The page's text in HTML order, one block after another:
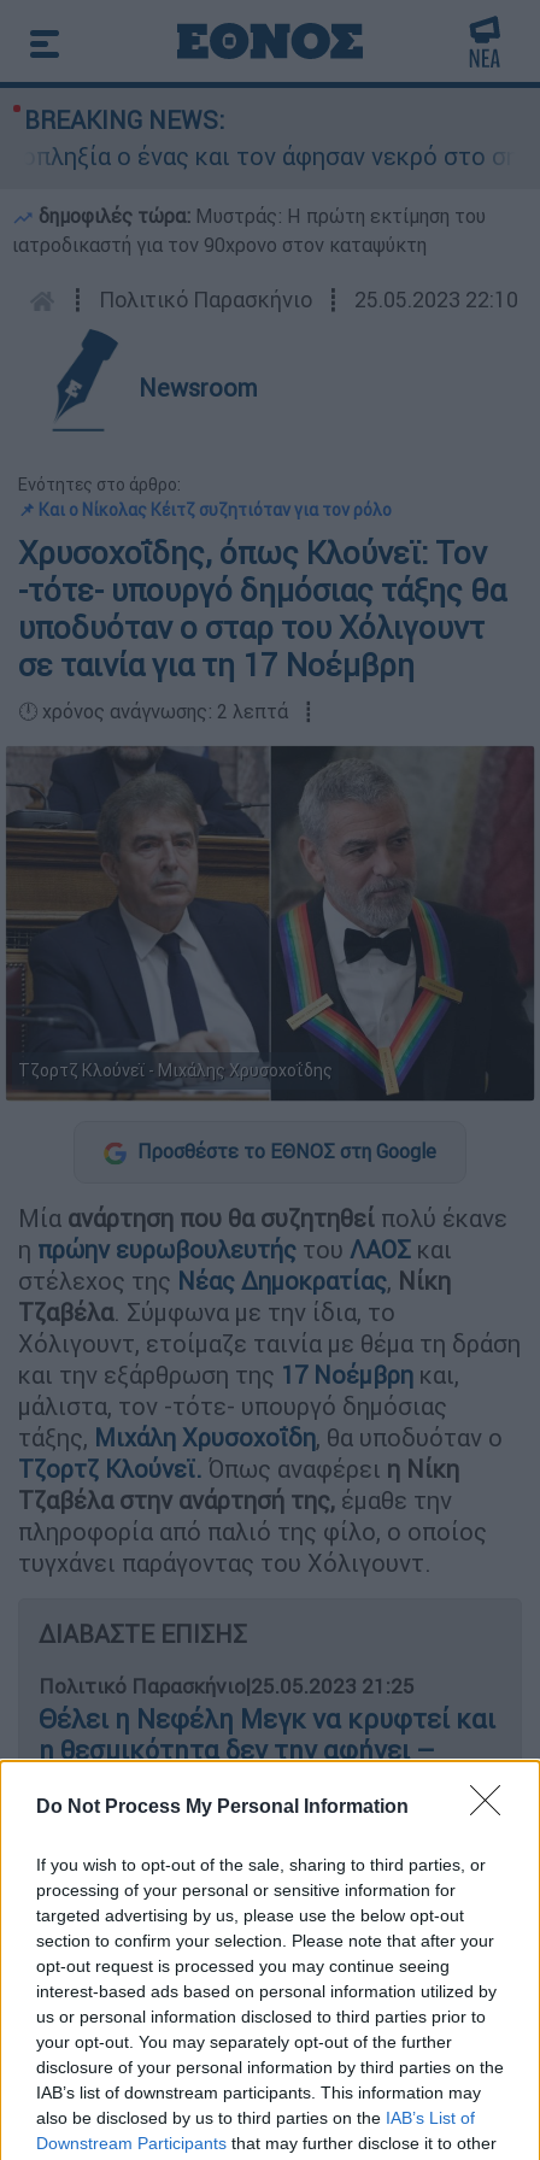
Do Not Process My Personal Information
If you wish to opt-out of the sale, sharing to third parties, or
processing of your personal or sensitive information for
targeted advertising by us, please use the below opt-out
section to confirm your selection. Please note that after your
opt-out request is processed you may continue seeing
interest-based ads based on personal information utilized by
us or personal information disclosed to third parties prior to
your opt-out. You may separately opt-out of the further
disclosure of your personal information by third parties on the
IAB’s list of downstream participants. This information may
also be disclosed by us to third parties on the IAB’s List of
Downstream Participants that may further disclose it to other
BREAKING NEWS:
ο ένας και τον άφησαν νεκρό στο σημείο
δημοφιλές τώρα: Μυστράς: Η πρώτη εκτίμηση του
ιατροδικαστή για τον 90χρονο στον καταψύκτη
┋ Πολιτικό Παρασκήνιο ┋ 25.05.2023 22:10
Newsroom
Ενότητες στο άρθρο:
📌 Και ο Νίκολας Κέιτζ συζητιόταν για τον ρόλο
Χρυσοχοΐδης, όπως Κλούνεϊ: Τον
-τότε- υπουργό δημόσιας τάξης θα
υποδυόταν ο σταρ του Χόλιγουντ
σε ταινία για τη 17 Νοέμβρη
🕛 χρόνος ανάγνωσης: 2 λεπτά ┋
Τζορτζ Κλούνεϊ - Μιχάλης Χρυσοχοΐδης
Προσθέστε το ΕΘΝΟΣ στη Google
Μία ανάρτηση που θα συζητηθεί πολύ έκανε
η πρώην ευρωβουλευτής του ΛΑΟΣ και
στέλεχος της Νέας Δημοκρατίας, Νίκη
Τζαβέλα. Σύμφωνα με την ίδια, το
Χόλιγουντ, ετοίμαζε ταινία με θέμα τη δράση
και την εξάρθρωση της 17 Νοέμβρη και,
μάλιστα, τον -τότε- υπουργό δημόσιας
τάξης, Μιχάλη Χρυσοχοΐδη, θα υποδυόταν ο
Τζορτζ Κλούνεϊ. Όπως αναφέρει η Νίκη
Τζαβέλα στην ανάρτησή της, έμαθε την
πληροφορία από παλιό της φίλο, ο οποίος
τυγχάνει παράγοντας του Χόλιγουντ.
ΔΙΑΒΑΣΤΕ ΕΠΙΣΗΣ
Πολιτικό Παρασκήνιο|25.05.2023 21:25
Θέλει η Νεφέλη Μεγκ να κρυφτεί και
η θεσμικότητα δεν την αφήνει –
«εκλεκτής» YouTuber του
Συναντήθηκα εδώ στις Βρυξέλλες με
μεγαλοπαράγοντα του Χόλιγουντ, παλιό
φίλο . Μου έλεγε ότι χρόνια πριν ετοίμαζαν
ταινία για την 17 Νοέμβρη με σκηνοθέτη τον
Σόντερμπεργκ . Δεν προχώρησε για
διάφορους λογους . Ο Τζορτζ Κλούνεϊ στο
ρόλο του Μιχάλη Χρυσoχοϊδη», έγραψε η κ.